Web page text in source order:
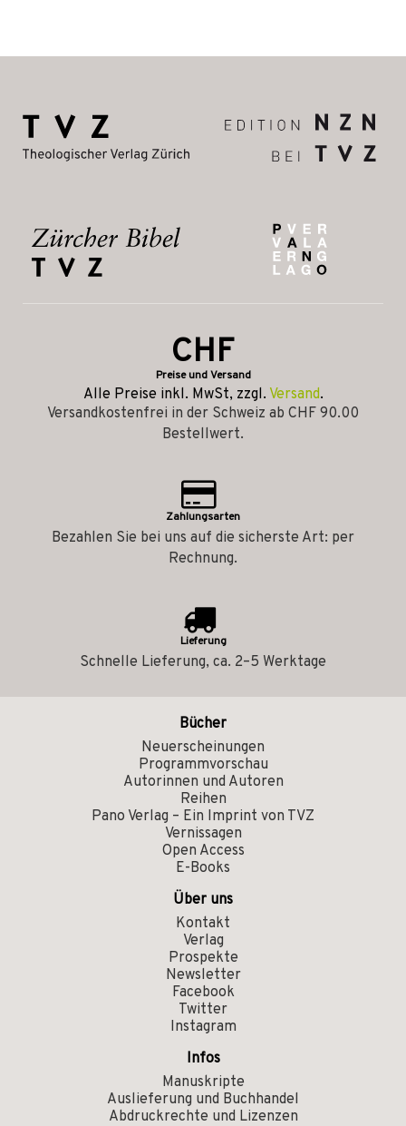
CHF
Preise und Versand
Alle Preise inkl. MwSt, zzgl. Versand.
Versandkostenfrei in der Schweiz ab CHF 90.00
Bestellwert.
Zahlungsarten
Bezahlen Sie bei uns auf die sicherste Art: per
Rechnung.
Lieferung
Schnelle Lieferung, ca. 2–5 Werktage
Bücher
Neuerscheinungen
Programmvorschau
Autorinnen und Autoren
Reihen
Pano Verlag – Ein Imprint von TVZ
Vernissagen
Open Access
E-Books
Über uns
Kontakt
Verlag
Prospekte
Newsletter
Facebook
Twitter
Instagram
Infos
Manuskripte
Auslieferung und Buchhandel
Abdruckrechte und Lizenzen